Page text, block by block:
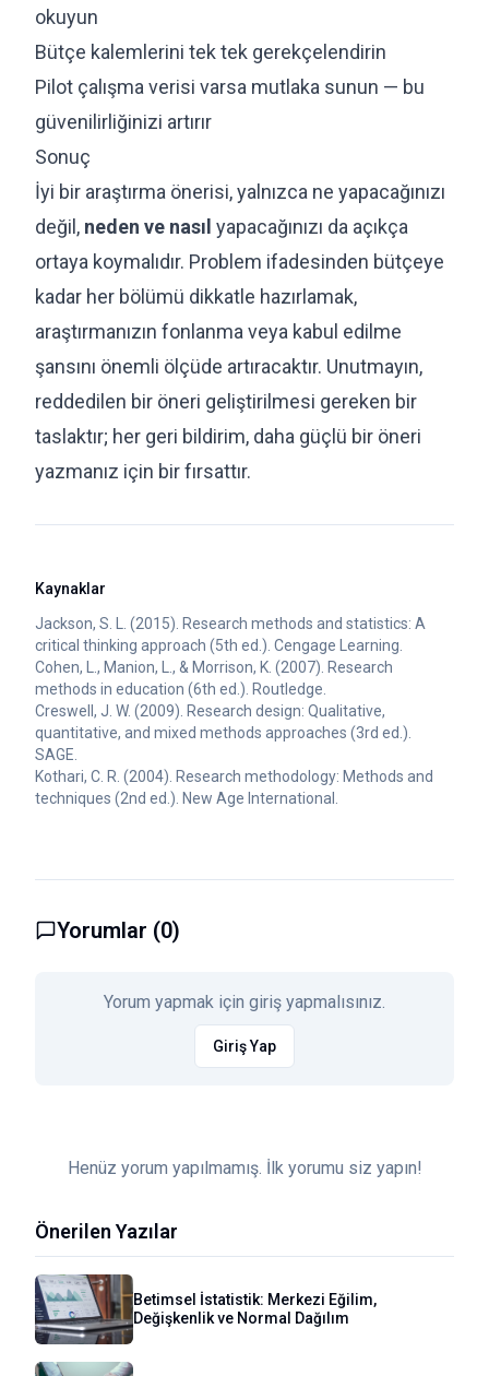
okuyun
Bütçe kalemlerini tek tek gerekçelendirin
Pilot çalışma verisi varsa mutlaka sunun — bu
güvenilirliğinizi artırır
Sonuç
İyi bir araştırma önerisi, yalnızca ne yapacağınızı
değil, neden ve nasıl yapacağınızı da açıkça
ortaya koymalıdır. Problem ifadesinden bütçeye
kadar her bölümü dikkatle hazırlamak,
araştırmanızın fonlanma veya kabul edilme
şansını önemli ölçüde artıracaktır. Unutmayın,
reddedilen bir öneri geliştirilmesi gereken bir
taslaktır; her geri bildirim, daha güçlü bir öneri
yazmanız için bir fırsattır.
Kaynaklar
Jackson, S. L. (2015). Research methods and statistics: A
critical thinking approach (5th ed.). Cengage Learning.
Cohen, L., Manion, L., & Morrison, K. (2007). Research
methods in education (6th ed.). Routledge.
Creswell, J. W. (2009). Research design: Qualitative,
quantitative, and mixed methods approaches (3rd ed.).
SAGE.
Kothari, C. R. (2004). Research methodology: Methods and
techniques (2nd ed.). New Age International.
Yorumlar (0)
Yorum yapmak için giriş yapmalısınız.
Giriş Yap
Henüz yorum yapılmamış. İlk yorumu siz yapın!
Önerilen Yazılar
Betimsel İstatistik: Merkezi Eğilim,
Değişkenlik ve Normal Dağılım